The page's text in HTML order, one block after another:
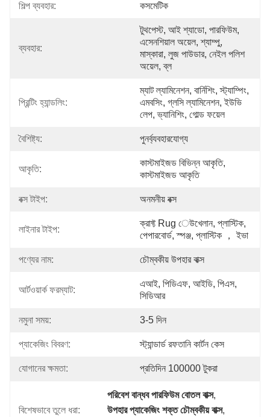
শিল্প ব্যবহার: কসমেটিক
ব্যবহার:
টুথপেস্ট, আই শ্যাডো, পারফিউম,
এসেনশিয়াল অয়েল, শ্যাম্পু,
মাস্কারা, লুজ পাউডার, নেইল পলিশ
অয়েল, ব্ল
প্রিন্টিং হ্যান্ডলিং:
ম্যাট ল্যামিনেশন, বার্নিশিং, স্ট্যাম্পিং,
এমবসিং, গ্লসি ল্যামিনেশন, ইউভি
লেপ, ভ্যানিশিং, গোল্ড ফয়েল
বৈশিষ্ট্য: পুনর্ব্যবহারযোগ্য
আকৃতি:
কাস্টমাইজড বিভিন্ন আকৃতি,
কাস্টমাইজড আকৃতি
বক্স টাইপ: অনমনীয় বক্স
লাইনার টাইপ:
ক্রাফ্ট Rug েউখেলান, প্লাস্টিক,
পেপারবোর্ড, স্পঞ্জ, প্লাস্টিক ， ইভা
পণ্যের নাম: চৌম্বকীয় উপহার বাক্স
আর্টওয়ার্ক ফরম্যাট:
এআই, পিডিএফ, আইডি, পিএস,
সিডিআর
নমুনা সময়: 3-5 দিন
প্যাকেজিং বিবরণ: স্ট্যান্ডার্ড রফতানি কার্টন কেস
যোগানের ক্ষমতা: প্রতিদিন 100000 টুকরা
বিশেষভাবে তুলে ধরা:
পরিবেশ বান্ধব পারফিউম বোতল বাক্স,
উপহার প্যাকেজিং শক্ত চৌম্বকীয় বাক্স,